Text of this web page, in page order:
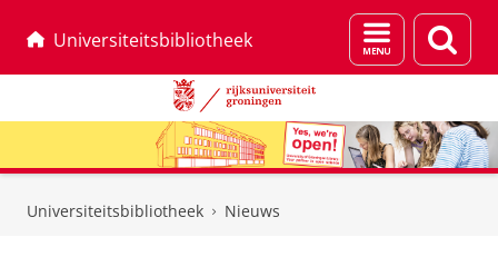
Universiteitsbibliotheek
Menu
en
Universiteitsbibliotheek Nieuws